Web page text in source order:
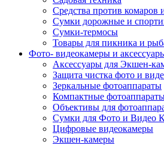
Средства против комаров
Сумки дорожные и
Сумки-термосы
Товары для пикника и
Фото- видеокамеры и
Аксессуары для Экшен-
Защита чистка фото и
Зеркальные фотоаппараты
Компактные
Объективы для
Сумки для Фото и Видео
Цифровые видеокамеры
Экшен-камеры